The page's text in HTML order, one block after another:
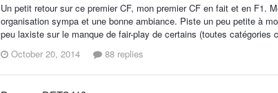
Un petit retour sur ce premier CF, mon premier CF en fait et en F1.
organisation sympa et une bonne ambiance. Piste un peu petite à
peu laxiste sur le manque de fair-play de certains (toutes
October 20, 2014
88 replies